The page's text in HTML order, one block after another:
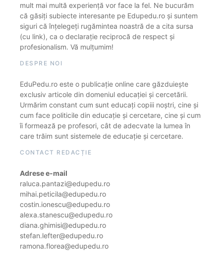
mult mai multă experiență vor face la fel. Ne bucurăm
că găsiți subiecte interesante pe Edupedu.ro și suntem
siguri că înțelegeți rugămintea noastră de a cita sursa
(cu link), ca o declarație reciprocă de respect și
profesionalism. Vă mulțumim!
DESPRE NOI
EduPedu.ro este o publicație online care găzduiește
exclusiv articole din domeniul educației și cercetării.
Urmărim constant cum sunt educați copiii noștri, cine și
cum face politicile din educație și cercetare, cine și cum
îi formează pe profesori, cât de adecvate la lumea în
care trăim sunt sistemele de educație și cercetare.
CONTACT REDACȚIE
Adrese e-mail
raluca.pantazi@edupedu.ro
mihai.peticila@edupedu.ro
costin.ionescu@edupedu.ro
alexa.stanescu@edupedu.ro
diana.ghimisi@edupedu.ro
stefan.lefter@edupedu.ro
ramona.florea@edupedu.ro